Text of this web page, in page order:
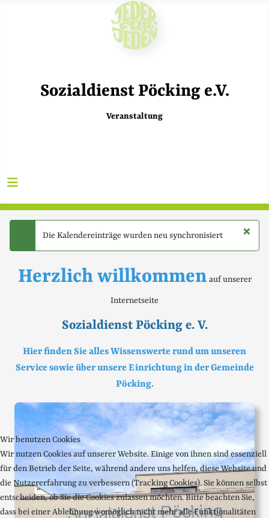
Sozialdienst Pöcking e.V.
Veranstaltung
×
Die Kalendereinträge wurden neu synchronisiert
Herzlich willkommen auf unserer
Internetseite
Sozialdienst Pöcking e. V.
Hier finden Sie alles Wissenswerte rund um unseren
Service sowie über unsere Einrichtung in der Gemeinde
Pöcking.
Wir benutzen Cookies
Wir nutzen Cookies auf unserer Website. Einige von ihnen sind essenziell
für den Betrieb der Seite, während andere uns helfen, diese Website und
die Nutzererfahrung zu verbessern (Tracking Cookies). Sie können selbst
entscheiden, ob Sie die Cookies zulassen möchten. Bitte beachten Sie,
dass bei einer Ablehnung womöglich nicht mehr alle Funktionalitäten